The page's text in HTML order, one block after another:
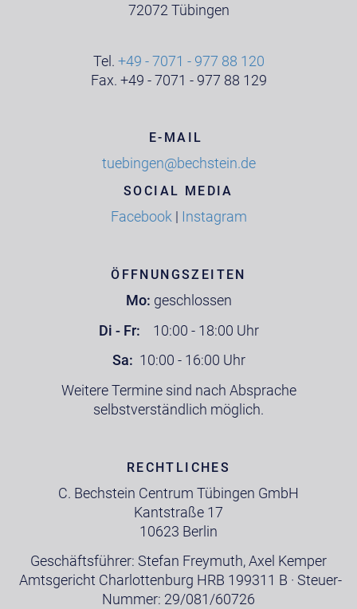
72072 Tübingen
Tel. +49 - 7071 - 977 88 120
Fax. +49 - 7071 - 977 88 129
E-MAIL
tuebingen@bechstein.de
SOCIAL MEDIA
Facebook | Instagram
ÖFFNUNGSZEITEN
Mo: geschlossen
Di - Fr: 10:00 - 18:00 Uhr
Sa: 10:00 - 16:00 Uhr
Weitere Termine sind nach Absprache
selbstverständlich möglich.
RECHTLICHES
C. Bechstein Centrum Tübingen GmbH
Kantstraße 17
10623 Berlin
Geschäftsführer: Stefan Freymuth, Axel Kemper
Amtsgericht Charlottenburg HRB 199311 B · Steuer-
Nummer: 29/081/60726